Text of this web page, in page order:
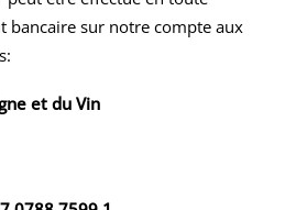
bancaire sur notre compte aux
et du Vin